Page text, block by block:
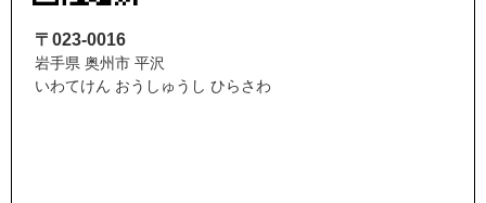
〒023-0016
岩手県 奥州市 平沢
いわてけん おうしゅうし ひらさわ